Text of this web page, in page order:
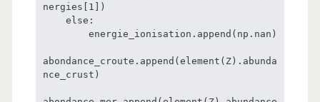
nergies[1])
abondance_croute.append(element(Z).abunda
nce_crust)